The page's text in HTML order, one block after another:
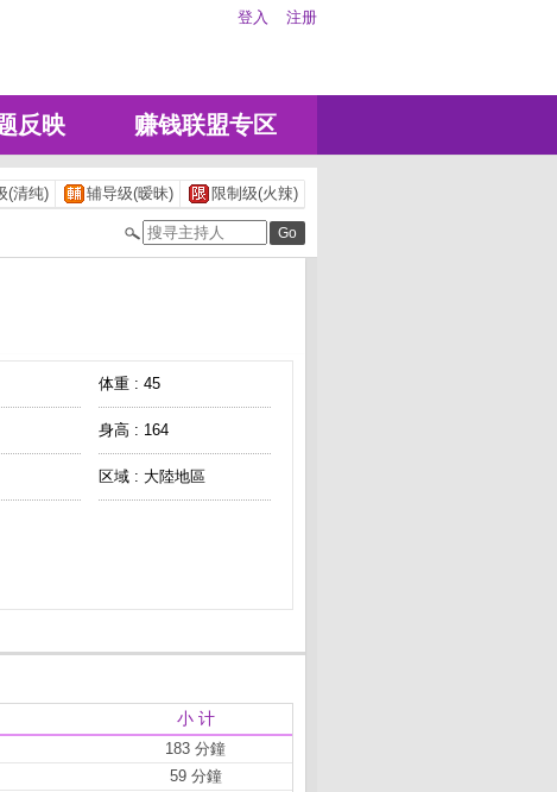
登入 注册
反映 赚钱联盟专区
(清纯) 辅导级(暧昧) 限制级(火辣)
体重 : 45
身高 : 164
区域 : 大陸地區
小 计
183 分鐘
59 分鐘